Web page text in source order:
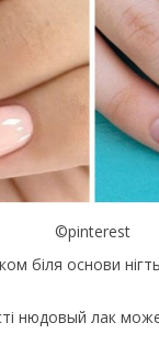
©pinterest
біля основи
нюдовый лак